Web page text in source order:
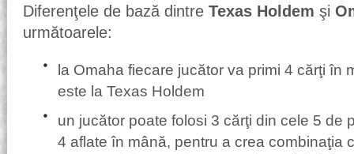
Diferenţele de bază dintre Texas Holdem şi
următoarele:
la Omaha fiecare jucător va primi 4 cărţi în
este la Texas Holdem
un jucător poate folosi 3 cărţi din cele 5 de
4 aflate în mână, pentru a crea combinaţia